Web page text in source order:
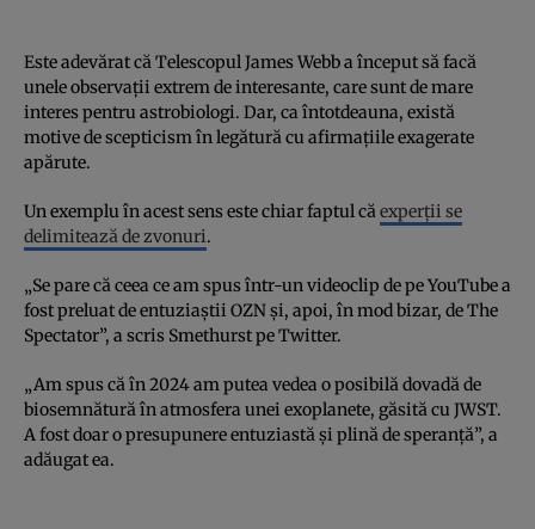
Este adevărat că Telescopul James Webb a început să facă
unele observații extrem de interesante, care sunt de mare
interes pentru astrobiologi. Dar, ca întotdeauna, există
motive de scepticism în legătură cu afirmațiile exagerate
apărute.
Un exemplu în acest sens este chiar faptul căexperții se
delimitează de zvonuri.
„Se pare că ceea ce am spus într-un videoclip de pe YouTube a
fost preluat de entuziaștii OZN și, apoi, în mod bizar, de The
Spectator”, a scris Smethurst pe Twitter.
„Am spus că în 2024 am putea vedea o posibilă dovadă de
biosemnătură în atmosfera unei exoplanete, găsită cu JWST.
A fost doar o presupunere entuziastă și plină de speranță”, a
adăugat ea.